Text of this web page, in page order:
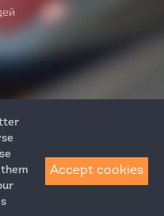
(812) 313-64-52
Accept cookies